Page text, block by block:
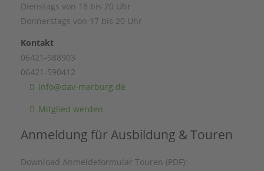
Dienstags von 18 bis 20 Uhr
Donnerstags von 17 bis 20 Uhr
Kontakt
06421-988903
06421-590412
info@dav-marburg.de
Mitglied werden
Anmeldung für Ausbildung & Touren
Download Anmeldeformular Touren (PDF):